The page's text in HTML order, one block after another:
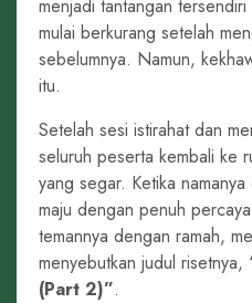
menjadi tantangan
mulai berkurang setelah
sebelumnya. Namun,
itu.
Setelah sesi istirahat dan
seluruh peserta kembali ke
yang segar. Ketika
maju dengan penuh
temannya dengan ramah,
menyebutkan judul risetnya,
(Part 2)”.